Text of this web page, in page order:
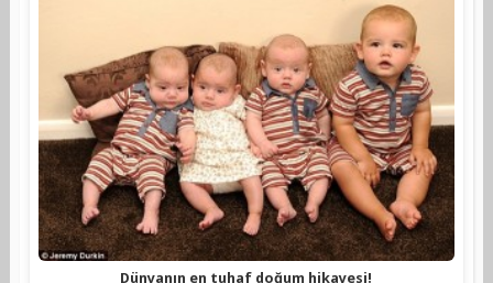
Dünyanın en tuhaf doğum hikayesi!